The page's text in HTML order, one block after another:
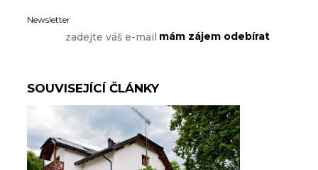
Newsletter
SOUVISEJÍCÍ ČLÁNKY